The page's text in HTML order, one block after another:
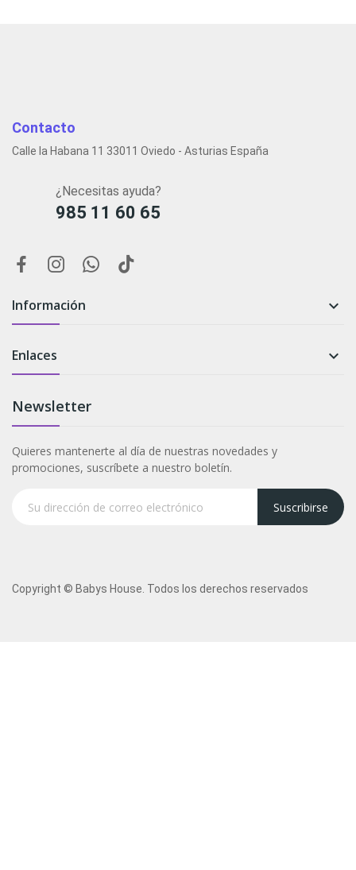
Contacto
Calle la Habana 11 33011 Oviedo - Asturias España
¿Necesitas ayuda?
985 11 60 65
Información 
Enlaces 
Newsletter
Quieres mantenerte al día de nuestras novedades y
promociones, suscríbete a nuestro boletín.
Suscribirse
Copyright © Babys House. Todos los derechos reservados